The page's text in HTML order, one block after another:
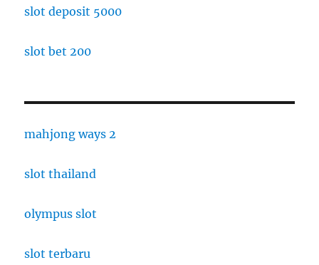
slot deposit 5000
slot bet 200
mahjong ways 2
slot thailand
olympus slot
slot terbaru